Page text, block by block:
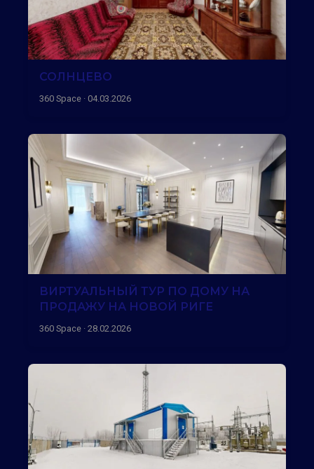
СОЛНЦЕВО
360 Space · 04.03.2026
ВИРТУАЛЬНЫЙ ТУР ПО ДОМУ НА
ПРОДАЖУ НА НОВОЙ РИГЕ
360 Space · 28.02.2026